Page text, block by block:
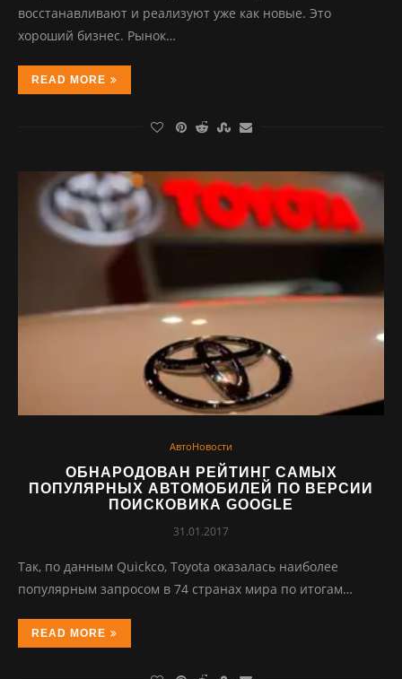
восстанавливают и реализуют уже как новые. Это
хороший бизнес. Рынок…
READ MORE
АвтоНовости
ОБНАРОДОВАН РЕЙТИНГ САМЫХ
ПОПУЛЯРНЫХ АВТОМОБИЛЕЙ ПО ВЕРСИИ
ПОИСКОВИКА GOOGLE
31.01.2017
Так, по данным Quickco, Toyota оказалась наиболее
популярным запросом в 74 странах мира по итогам…
READ MORE